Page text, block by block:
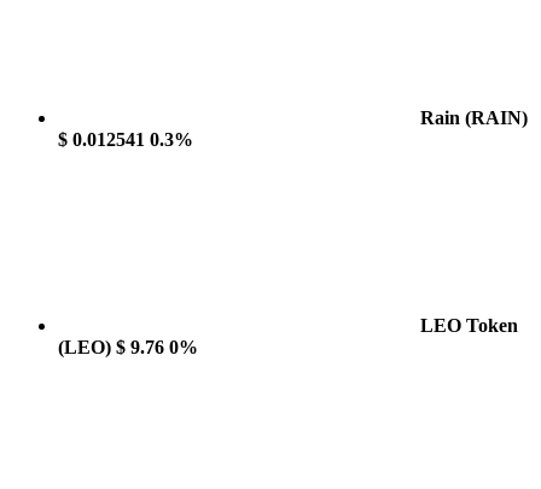
Rain (RAIN)
$ 0.012541 0.3%
LEO Token
(LEO) $ 9.76 0%